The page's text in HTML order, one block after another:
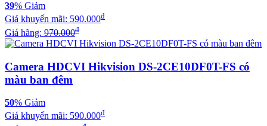
39% Giảm
Giá khuyến mãi: 590.000đ
Giá hãng: 970.000đ
Camera HDCVI Hikvision DS-2CE10DF0T-FS có
màu ban đêm
50% Giảm
Giá khuyến mãi: 590.000đ